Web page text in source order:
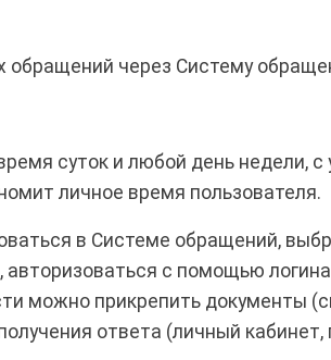
через Систему
суток и любой день недели,
личное время пользователя.
в Системе обращений,
с помощью
можно прикрепить документы
ответа (личный